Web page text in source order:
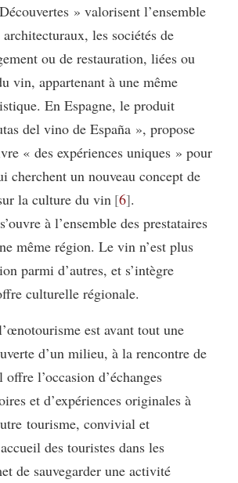
» valorisent l’ensemble
les sociétés de
ou de restauration, liées ou
vin, appartenant à une même
En Espagne, le produit
del vino de España », propose
« des expériences uniques » pour
cherchent un nouveau concept de
la culture du vin 6 .
à l’ensemble des prestataires
même région. Le vin n’est plus
parmi d’autres, et s’intègre
culturelle régionale.
est avant tout une
d’un milieu, à la rencontre de
l’occasion d’échanges
et d’expériences originales à
tourisme, convivial et
des touristes dans les
de sauvegarder une activité